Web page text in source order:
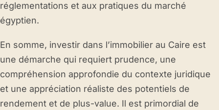
réglementations et aux pratiques du marché
égyptien.
En somme, investir dans l’immobilier au Caire est
une démarche qui requiert prudence, une
compréhension approfondie du contexte juridique
et une appréciation réaliste des potentiels de
rendement et de plus-value. Il est primordial de